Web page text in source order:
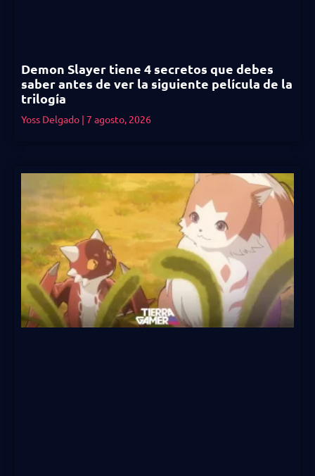
Demon Slayer tiene 4 secretos que debes
saber antes de ver la siguiente película de la
trilogía
Yoss Delgado 7 agosto, 2026